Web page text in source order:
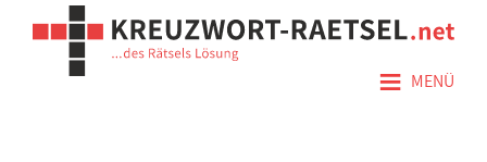
≡ MENÜ